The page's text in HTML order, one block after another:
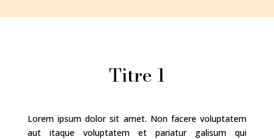
Titre 1
Lorem ipsum dolor sit amet. Non facere voluptatem
aut itaque voluptatem et pariatur galisum qui